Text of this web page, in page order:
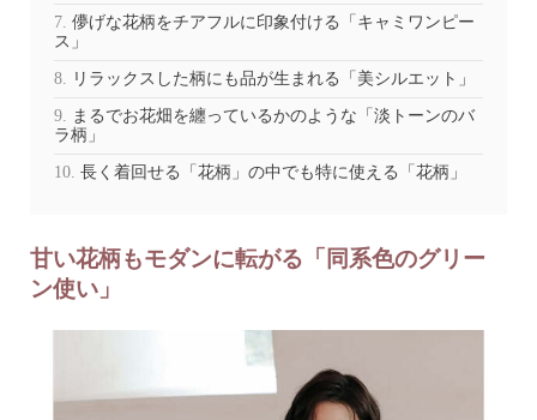
儚げな花柄をチアフルに印象付ける「キャミワンピー
ス」
リラックスした柄にも品が生まれる「美シルエット」
まるでお花畑を纏っているかのような「淡トーンのバ
ラ柄」
長く着回せる「花柄」の中でも特に使える「花柄」
甘い花柄もモダンに転がる「同系色のグリー
ン使い」